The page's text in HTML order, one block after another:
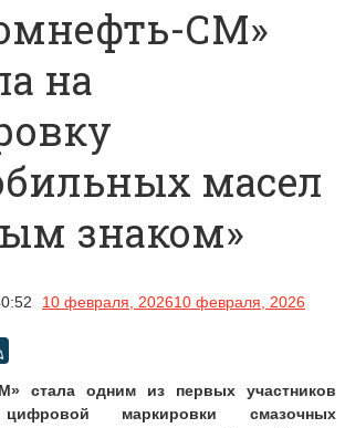
СМ»
на
масел
знаком»
10 февраля, 202610 февраля, 2026
стала одним из первых участников
цифровой маркировки смазочных